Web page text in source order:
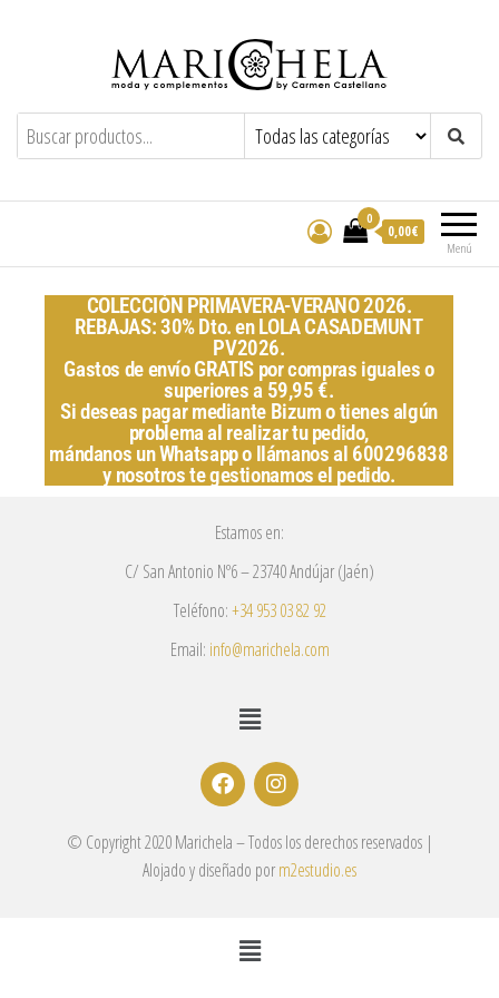
Marichela By Carmen Castellano
Menú
0
0,00€
COLECCIÓN PRIMAVERA-VERANO 2026.
REBAJAS: 30% Dto. en LOLA CASADEMUNT
PV2026.
Gastos de envío GRATIS por compras iguales o
superiores a 59,95 €.
Si deseas pagar mediante Bizum o tienes algún
problema al realizar tu pedido,
mándanos un Whatsapp o llámanos al 600296838
y nosotros te gestionamos el pedido.
Estamos en:
C/ San Antonio Nº6 – 23740 Andújar (Jaén)
Teléfono:+34 953 03 82 92
Email: info@marichela.com
© Copyright 2020 Marichela – Todos los derechos reservados |
Alojado y diseñado porm2estudio.es